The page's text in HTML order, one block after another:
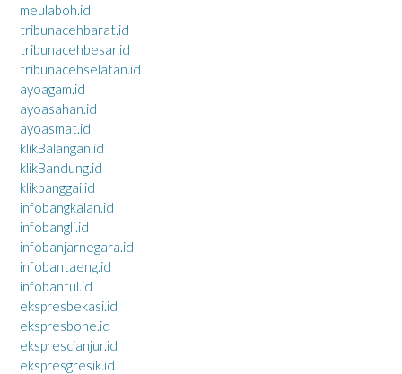
meulaboh.id
tribunacehbarat.id
tribunacehbesar.id
tribunacehselatan.id
ayoagam.id
ayoasahan.id
ayoasmat.id
klikBalangan.id
klikBandung.id
klikbanggai.id
infobangkalan.id
infobangli.id
infobanjarnegara.id
infobantaeng.id
infobantul.id
ekspresbekasi.id
ekspresbone.id
eksprescianjur.id
ekspresgresik.id